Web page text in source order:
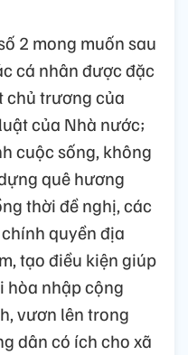
2 mong muốn sau
cá nhân được đặc
chủ trương của
của Nhà nước;
cuộc sống, không
quê hương
thời đề nghị, các
quyền địa
tạo điều kiện giúp
hòa nhập cộng
vươn lên trong
dân có ích cho xã